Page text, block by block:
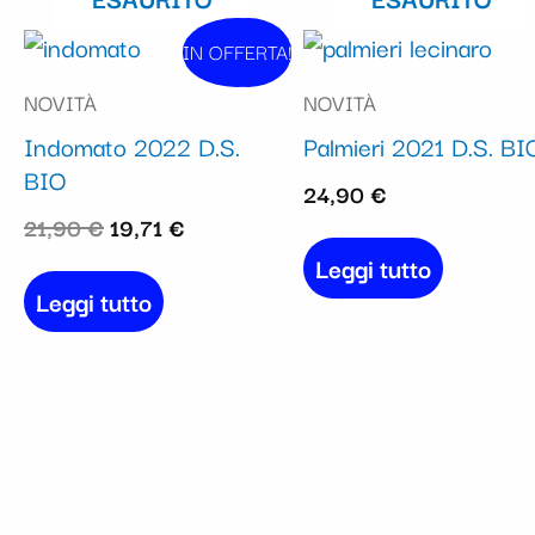
In vendita!
IN OFFERTA!
NOVITÀ
Indomato 2022 D.S.
BIO
21,90€
Il
era:
19,71€
Il
prezzo
è:
Leggi tutto
NOVITÀ
Palmieri 2021 D.S.
24,90€
Leggi tutto